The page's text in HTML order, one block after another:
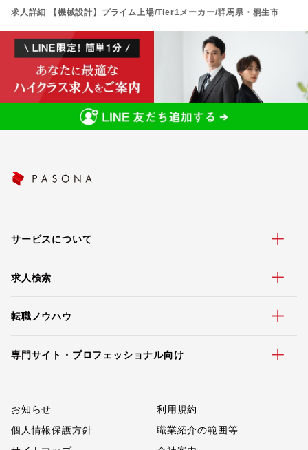
求人詳細 【機械設計】プライム上場/Tier1メーカー/群馬県・桐生市
サービスについて
求人検索
転職ノウハウ
専門サイト・プロフェッショナル向け
お知らせ
利用規約
個人情報保護方針
職業紹介の範囲等